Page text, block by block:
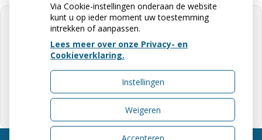
U heeft geen toestemming gegeven
voorexterne inhouddie nodig is om
dit te zien.
Cookie-instellingen wijzigen
Via Cookie-instellingen onderaan de website
kunt u op ieder moment uw toestemming
intrekken of aanpassen.
Lees meer over onze Privacy- en
Cookieverklaring.
Instellingen
Weigeren
Accepteren